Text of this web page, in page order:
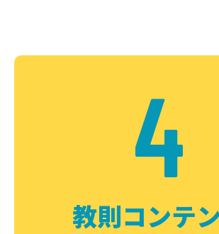
4
教則コンテ